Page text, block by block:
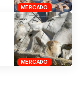
MERCADO
MERCADO